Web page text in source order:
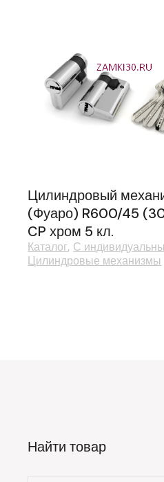
Цилиндровый
(Фуаро) R600/45
CP хром 5 кл.
Каталог С
Цилиндровые механизмы
Найти товар